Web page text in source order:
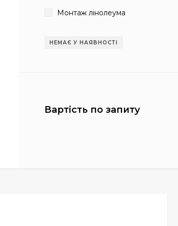
Монтаж лінолеума
НЕМАЄ У НАЯВНОСТІ
Вартість по запиту